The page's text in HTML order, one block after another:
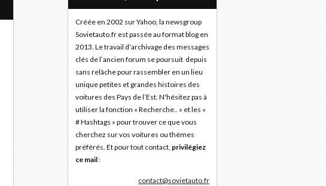
Créée en 2002 sur Yahoo, la newsgroup
Sovietauto.fr est passée au format blog en
2013. Le travail d’archivage des messages
clés de l’ancien forum se poursuit depuis
sans relâche pour rassembler en un lieu
unique petites et grandes histoires des
voitures des Pays de l’Est. N'hésitez pas à
utiliser la fonction « Recherche.. » et les «
# Hashtags » pour trouver ce que vous
cherchez sur vos voitures ou thèmes
préférés. Et pour tout contact, privilégiez
ce mail:
contact@sovietauto.fr